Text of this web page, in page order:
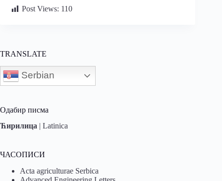
Post Views: 110
TRANSLATE
Serbian
Одабир писма
Ћирилица | Latinica
ЧАСОПИСИ
Acta agriculturae Serbica